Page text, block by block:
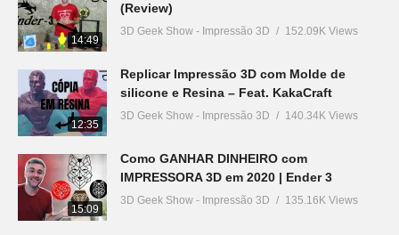
14:49
(Review)
3D Geek Show - Impressão 3D 152.09K Views
12:35
Replicar Impressão 3D com Molde de
silicone e Resina – Feat. KakaCraft
3D Geek Show - Impressão 3D 140.34K Views
15:09
Como GANHAR DINHEIRO com
IMPRESSORA 3D em 2020 | Ender 3
3D Geek Show - Impressão 3D 135.16K Views